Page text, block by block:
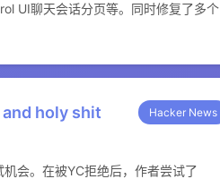
UI聊天会话分页等。同时修复了多个
holy shit Hacker News
会。在被YC拒绝后，作者尝试了